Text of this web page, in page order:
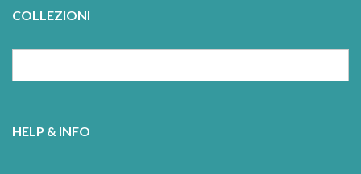
COLLEZIONI
HELP & INFO